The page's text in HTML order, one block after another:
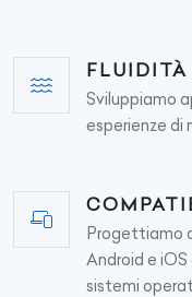
FLUIDITÀ
Sviluppiamo
esperienze di
Progettiamo
Android e
sistemi